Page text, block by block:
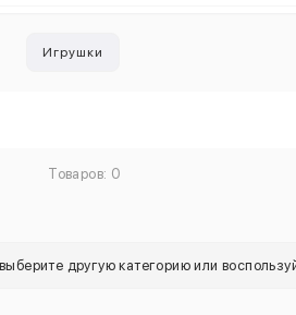
Игрушки
Товаров: 0
другую категорию или